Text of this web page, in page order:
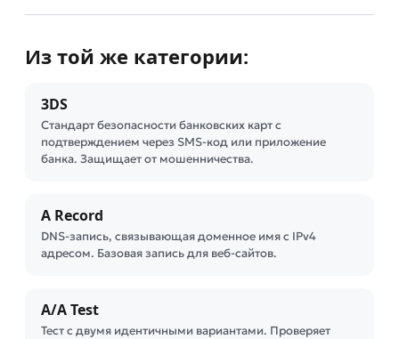
Из той же категории:
3DS
Стандарт безопасности банковских карт с
подтверждением через SMS-код или приложение
банка. Защищает от мошенничества.
A Record
DNS-запись, связывающая доменное имя с IPv4
адресом. Базовая запись для веб-сайтов.
A/A Test
Тест с двумя идентичными вариантами. Проверяет